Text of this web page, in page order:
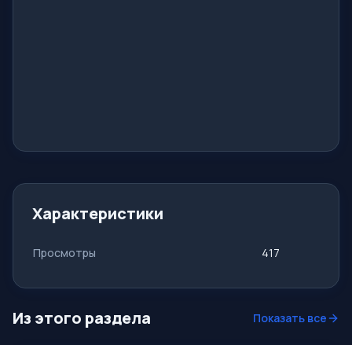
Характеристики
Просмотры 417
Из этого раздела Показать все